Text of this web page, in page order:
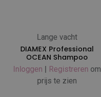
Lange vacht
DIAMEX Professional
OCEAN Shampoo
Inloggen | Registreren om
prijs te zien